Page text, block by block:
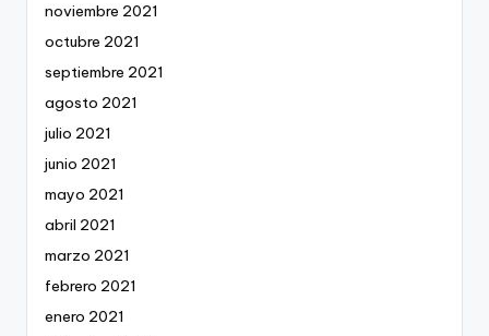
noviembre 2021
octubre 2021
septiembre 2021
agosto 2021
julio 2021
junio 2021
mayo 2021
abril 2021
marzo 2021
febrero 2021
enero 2021